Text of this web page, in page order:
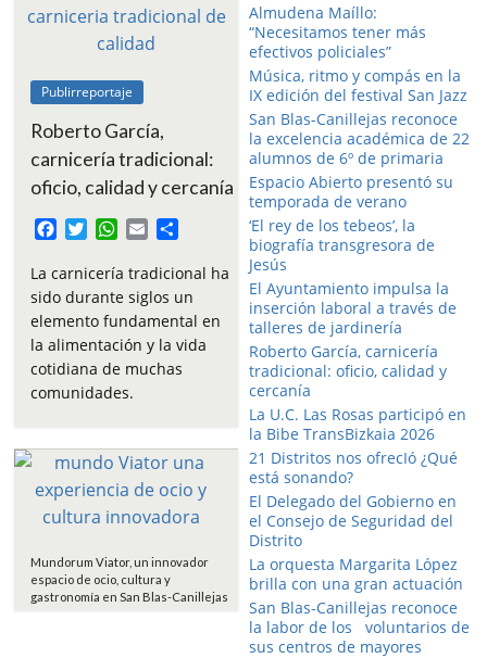
Publirreportaje
Roberto García,
carnicería tradicional:
oficio, calidad y cercanía
c
e
b
o
o
k
i
t
t
e
W
a
t
s
A
p
a
i
l
m
p
a
r
i
La carnicería tradicional ha
sido durante siglos un
elemento fundamental en
la alimentación y la vida
cotidiana de muchas
comunidades.
Mundorum Viator, un innovador
espacio de ocio, cultura y
gastronomía en San Blas-Canillejas
Almudena Maíllo:
“Necesitamos tener más
efectivos policiales”
Música, ritmo y compás en la
IX edición del festival San Jazz
San Blas-Canillejas reconoce
la excelencia académica de 22
alumnos de 6º de primaria
Espacio Abierto presentó su
temporada de verano
‘El rey de los tebeos’, la
biografía transgresora de
Jesús
El Ayuntamiento impulsa la
inserción laboral a través de
talleres de jardinería
Roberto García, carnicería
tradicional: oficio, calidad y
cercanía
La U.C. Las Rosas participó en
la Bibe TransBizkaia 2026
21 Distritos nos ofrecIó ¿Qué
está sonando?
El Delegado del Gobierno en
el Consejo de Seguridad del
Distrito
La orquesta Margarita López
brilla con una gran actuación
San Blas-Canillejas reconoce
la labor de los voluntarios de
sus centros de mayores